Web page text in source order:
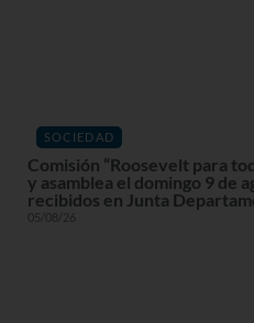
SOCIEDAD
Comisión “Roosevelt para
y asamblea el domingo 9 de
recibidos en Junta
05/08/26